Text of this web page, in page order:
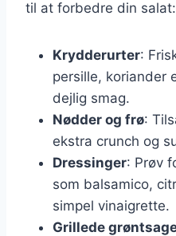
til at forbedre din salat:
Krydderurter:
persille, koriander
dejlig smag.
Nødder og frø:
ekstra crunch og
Dressinger: Prøv
som balsamico,
simpel vinaigrette.
Grillede